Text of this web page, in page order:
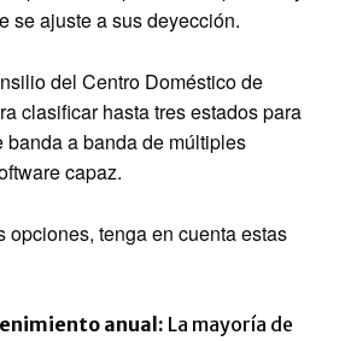
se ajuste a sus deyección.
del Centro Doméstico de
clasificar hasta tres estados para
banda a banda de múltiples
capaz.
opciones, tenga en cuenta estas
anual: La mayoría de